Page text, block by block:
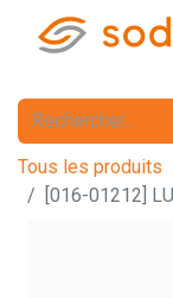
Tous les produits
[016-01212]